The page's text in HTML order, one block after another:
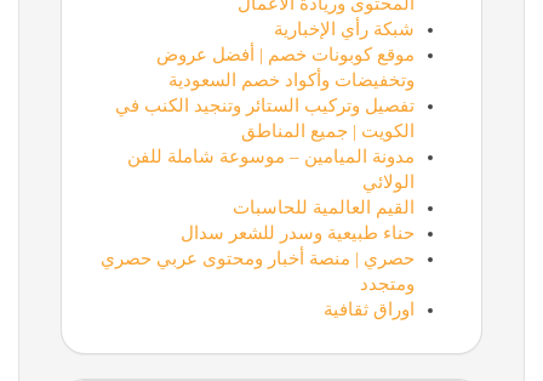
شبكة رأي الإخبارية
موقع كوبونات خصم | أفضل عروض
وتخفيضات وأكواد خصم السعودية
تفصيل وتركيب الستائر وتنجيد الكنب في
الكويت | جميع المناطق
مدونة الميامين – موسوعة شاملة للفن
الولائي
القيم العالمية للحاسبات
حناء طبيعية وسدر للشعر سدال
حصري | منصة أخبار ومحتوى عربي حصري
ومتجدد
اوراق ثقافية